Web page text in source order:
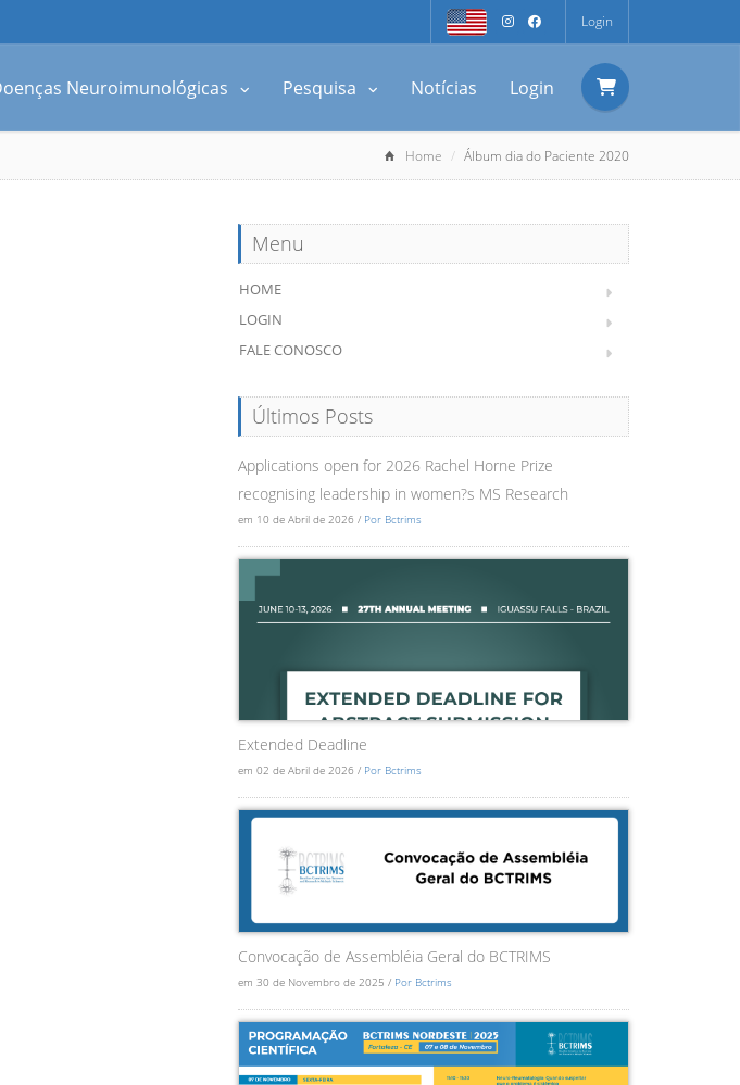
Login
Neuroimunológicas Pesquisa Notícias Login
Home Álbum dia do Paciente 2020
Menu
HOME
LOGIN
FALE CONOSCO
Últimos Posts
Applications open for 2026 Rachel Horne Prize
recognising leadership in women?s MS Research
em 10 de Abril de 2026 / Por Bctrims
Extended Deadline
em 02 de Abril de 2026 / Por Bctrims
Convocação de Assembléia Geral do BCTRIMS
em 30 de Novembro de 2025 / Por Bctrims